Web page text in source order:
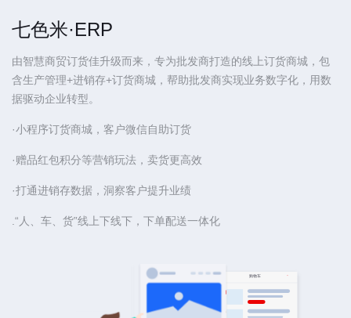
七色米·ERP
由智慧商贸订货佳升级而来，专为批发商打造的线上订货商城，包
含生产管理+进销存+订货商城，帮助批发商实现业务数字化，用数
据驱动企业转型。
·小程序订货商城，客户微信自助订货
·赠品红包积分等营销玩法，卖货更高效
·打通进销存数据，洞察客户提升业绩
.“人、车、货”线上下线下，下单配送一体化